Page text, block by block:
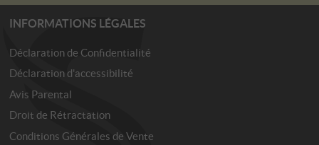
INFORMATIONS LÉGALES
Déclaration de Confidentialité
Déclaration d'accessibilité
Avis Parental
Droit de Rétractation
Conditions Générales de Vente